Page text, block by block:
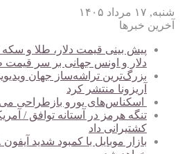
شنبه, ۱۷ مرداد ۱۴۰۵
آخرین خبرها
دلار و اونس جهانی بر سر قیمت
بزرگ‌ترین تراشه‌ساز جهان
آریزونا منتشر کرد
اسکناس‌های یورو بازطراحی
تنگه هرمز در آستانه توافق /
کشتیرانی داد